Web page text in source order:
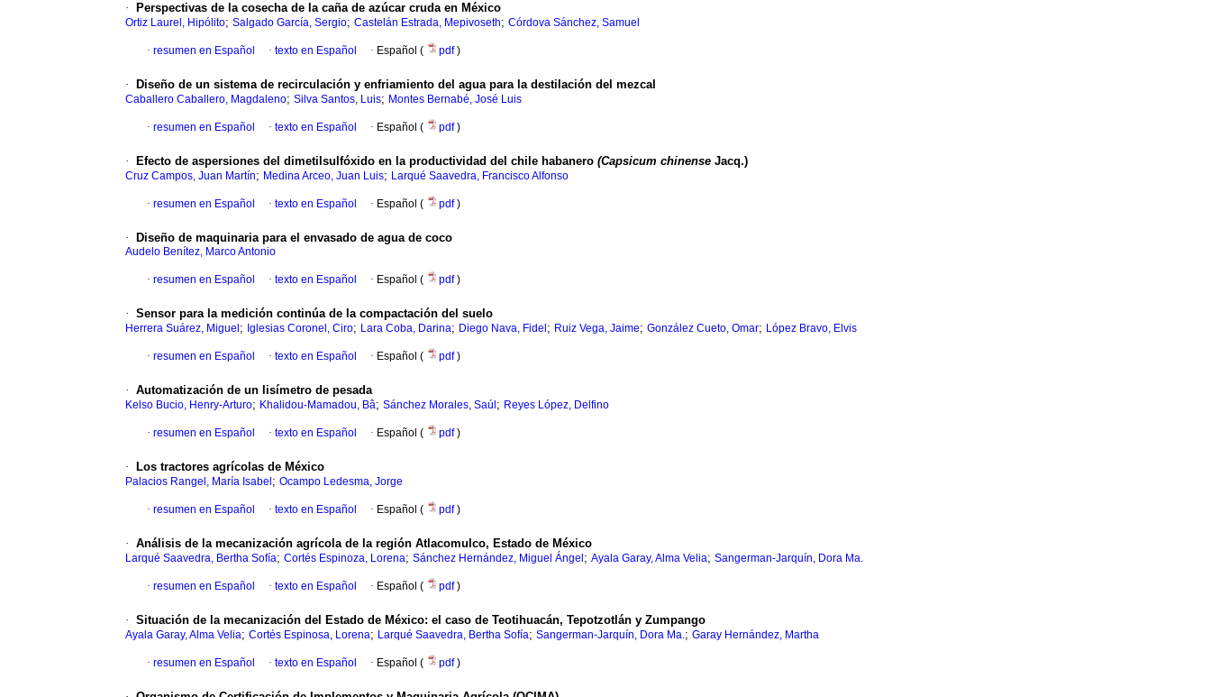
· Perspectivas de la cosecha de la caña de azúcar cruda en México
Ortiz Laurel, Hipólito; Salgado García, Sergio; Castelán Estrada, Mepivoseth; Córdova Sánchez, Samuel
· resumen en Español · texto en Español · Español ( pdf)
· Diseño de un sistema de recirculación y enfriamiento del agua para la destilación del mezcal
Caballero Caballero, Magdaleno; Silva Santos, Luis; Montes Bernabé, José Luis
· resumen en Español · texto en Español · Español ( pdf)
· Efecto de aspersiones del dimetilsulfóxido en la productividad del chile habanero (Capsicum chinense Jacq.)
Cruz Campos, Juan Martín; Medina Arceo, Juan Luis; Larqué Saavedra, Francisco Alfonso
· resumen en Español · texto en Español · Español ( pdf)
· Diseño de maquinaria para el envasado de agua de coco
Audelo Benítez, Marco Antonio
· resumen en Español · texto en Español · Español ( pdf)
· Sensor para la medición continúa de la compactación del suelo
Herrera Suárez, Miguel ; Iglesias Coronel, Ciro; Lara Coba, Darina; Diego Nava, Fidel ; Ruiz Vega, Jaime; González Cueto, Omar; López Bravo, Elvis
· resumen en Español · texto en Español · Español ( pdf)
· Automatización de un lisímetro de pesada
Kelso Bucio, Henry-Arturo; Khalidou-Mamadou, Bâ; Sánchez Morales, Saúl ; Reyes López, Delfino
· resumen en Español · texto en Español · Español ( pdf)
· Los tractores agrícolas de México
Palacios Rangel, María Isabel ; Ocampo Ledesma, Jorge
· resumen en Español · texto en Español · Español ( pdf)
· Análisis de la mecanización agrícola de la región Atlacomulco, Estado de México
Larqué Saavedra, Bertha Sofía; Cortés Espinoza, Lorena; Sánchez Hernández, Miguel Ángel ; Ayala Garay, Alma Velia; Sangerman-Jarquín, Dora Ma.
· resumen en Español · texto en Español · Español ( pdf)
· Situación de la mecanización del Estado de México: el caso de Teotihuacán, Tepotzotlán y Zumpango
Ayala Garay, Alma Velia; Cortés Espinosa, Lorena; Larqué Saavedra, Bertha Sofía; Sangerman-Jarquín, Dora Ma.; Garay Hernández, Martha
· resumen en Español · texto en Español · Español ( pdf)